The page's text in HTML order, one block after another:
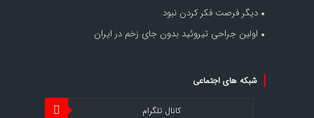
دیگر فرصت فکر کردن نبود
اولین جراحی تیروئید بدون جای زخم در ایران
شبکه های اجتماعی
کانال تلگرام